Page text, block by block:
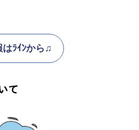
はﾗｲﾝから♫
て